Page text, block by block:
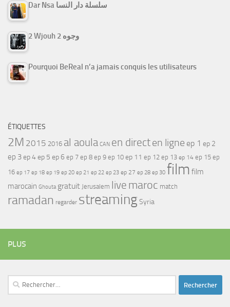
Dar Nsa سلسلة دار النسا
2 Wjouh 2 وجوه
Pourquoi BeReal n’a jamais conquis les utilisateurs
ÉTIQUETTES
2M 2015 2016 al aoula CAN en directen ligne ep 1 ep 2
ep 3ep 4ep 5 ep 6 ep 7 ep 8 ep 9 ep 10 ep 11 ep 12 ep 13 ep 14 ep 15 ep
16 ep 17 ep 18 ep 19 ep 20 ep 21 ep 22 ep 23 ep 27 ep 28 ep 30 film film
marocain Ghouta gratuit Jerusalem live maroc match
ramadan regarder streamingSyria
PLUS
Rechercher :